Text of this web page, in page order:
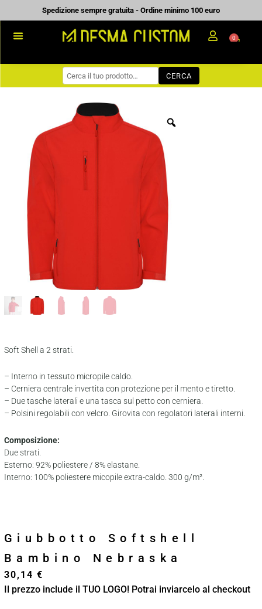
al
contenuto
Spedizione sempre gratuita - Ordine minimo 100 euro
WORKWEAR
COME ORDINARE
PREVENTIVI
CHI SIAMO
BLOG
CONTATTI
0
CERCA
Soft Shell a 2 strati.
– Interno in tessuto micropile caldo.
– Cerniera centrale invertita con protezione per il mento e tiretto.
– Due tasche laterali e una tasca sul petto con cerniera.
– Polsini regolabili con velcro. Girovita con regolatori laterali interni.
Composizione:
Due strati.
Esterno: 92% poliestere / 8% elastane.
Interno: 100% poliestere micopile extra-caldo. 300 g/m².
Giubbotto Softshell
Bambino Nebraska
30,14 €
Il prezzo include il TUO LOGO! Potrai inviarcelo al checkout